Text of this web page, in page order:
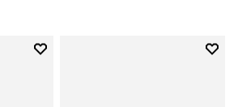
Add to wishlist
Add